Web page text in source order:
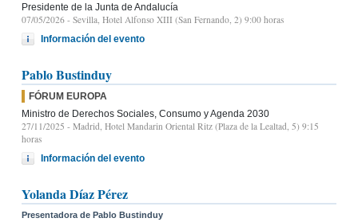
Presidente de la Junta de Andalucía
07/05/2026 - Sevilla, Hotel Alfonso XIII (San Fernando, 2) 9:00 horas
Información del evento
Pablo Bustinduy
FÓRUM EUROPA
Ministro de Derechos Sociales, Consumo y Agenda 2030
27/11/2025 - Madrid, Hotel Mandarin Oriental Ritz (Plaza de la Lealtad, 5) 9:15
horas
Información del evento
Yolanda Díaz Pérez
Presentadora de Pablo Bustinduy